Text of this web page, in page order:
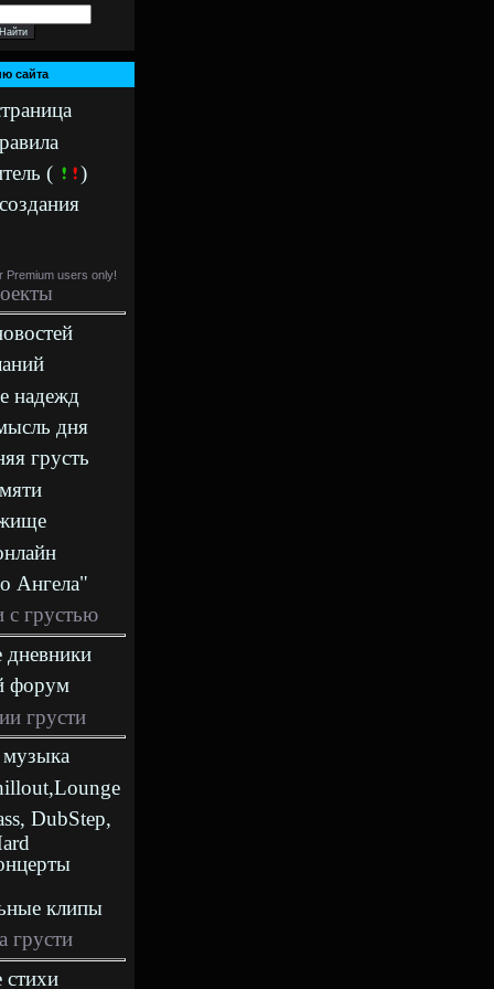
сайта
(
)
Premium users only!
надежд
дня
грусть
Ангела"
с грустью
дневники
форум
грусти
музыка
DubStep,
клипы
грусти
стихи